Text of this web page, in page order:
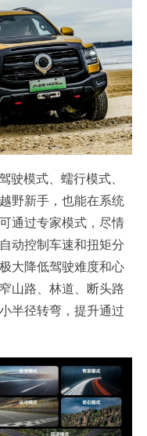
驶模式、蠕行模式、
野新手，也能在系统
通过专家模式，尽情
动控制车速和扭矩分
大降低驾驶难度和心
山路、林道、断头路
半径转弯，提升通过